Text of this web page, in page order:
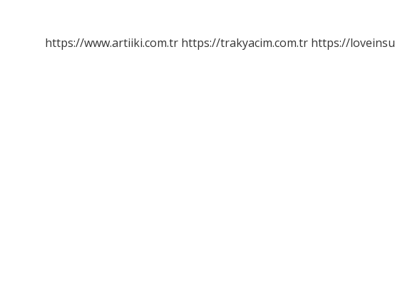
https://www.artiiki.com.tr https://trakyacim.com.tr https://